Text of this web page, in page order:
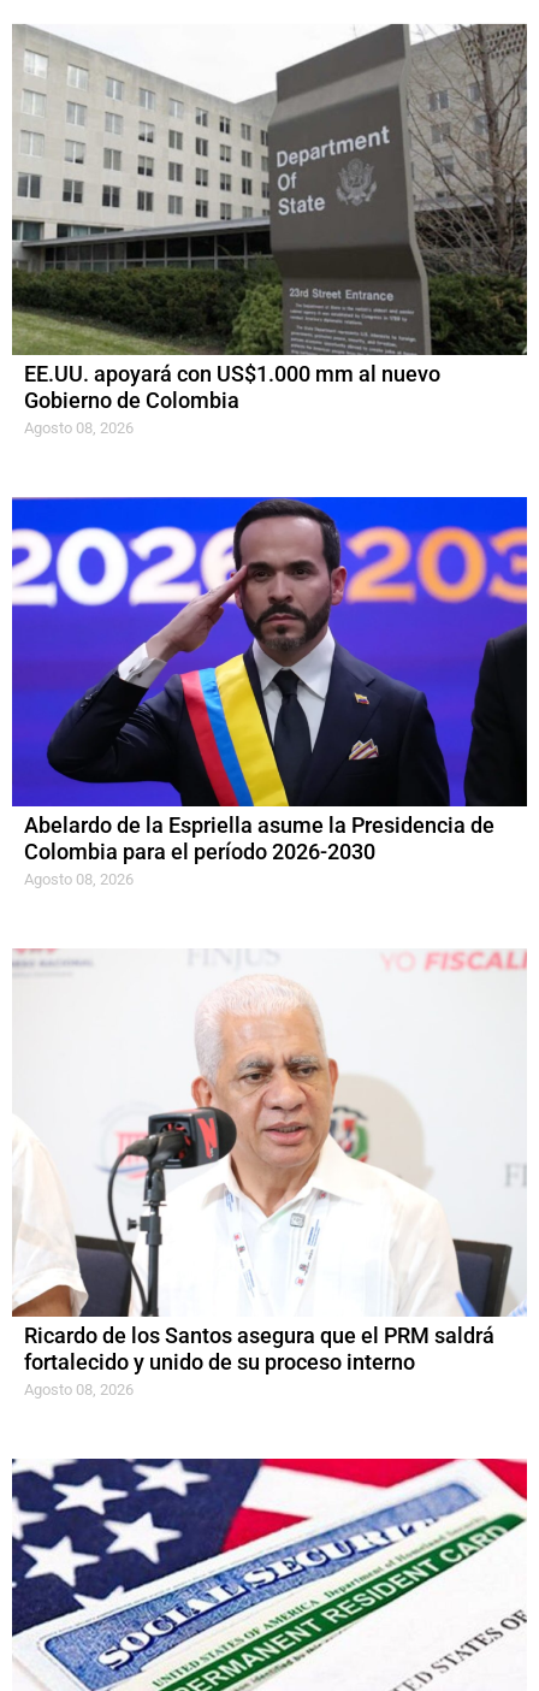
EE.UU. apoyará con US$1.000 mm al nuevo
Gobierno de Colombia
Agosto 08, 2026
Abelardo de la Espriella asume la Presidencia de
Colombia para el período 2026-2030
Agosto 08, 2026
Ricardo de los Santos asegura que el PRM saldrá
fortalecido y unido de su proceso interno
Agosto 08, 2026